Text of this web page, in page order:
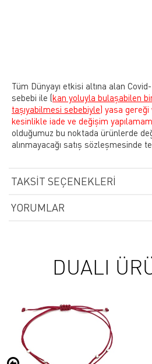
Tüm Dünyayı etkisi altına alan
sebebi ile (kan yoluyla bulaşabilen
taşıyabilmesi sebebiyle) yasa gereği
kesinlikle iade ve değişim
olduğumuz bu noktada ürünlerde
alınmayacağı satış sözleşmesinde
TAKSIT SEÇENEKLERI
YORUMLAR
DUALI